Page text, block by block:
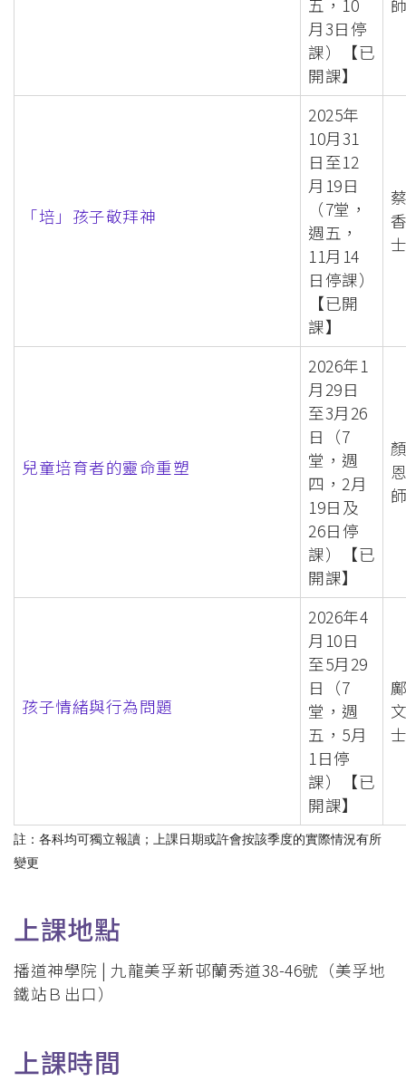
五，10
月3日停
課）【已
開課】
「培」孩子敬拜神
2025年
10月31
日至12
月19日
（7堂，
週五，
11月14
日停課）
【已開
課】
兒童培育者的靈命重塑
2026年1
月29日
至3月26
日（7
堂，週
四，2月
19日及
26日停
課）【已
開課】
孩子情緒與行為問題
2026年4
月10日
至5月29
日（7
堂，週
五，5月
1日停
課）【已
開課】
註：各科均可獨立報讀；上課日期或許會按該季度的實際情況有所
變更
上課地點
播道神學院 | 九龍美孚新邨蘭秀道38-46號（美孚地
鐵站Ｂ出口）
上課時間